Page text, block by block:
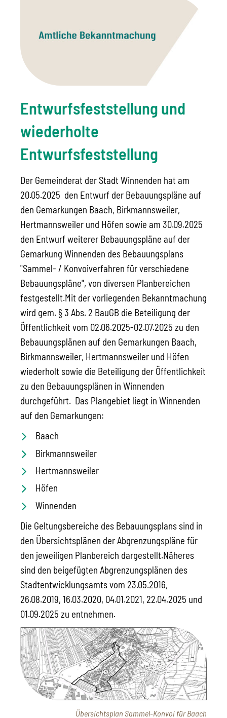
Entwurfsfeststellung und
wiederholte
Entwurfsfeststellung
Der Gemeinderat der Stadt Winnenden hat am
20.05.2025 den Entwurf der Bebauungspläne auf
den Gemarkungen Baach, Birkmannsweiler,
Hertmannsweiler und Höfen sowie am 30.09.2025
den Entwurf weiterer Bebauungspläne auf der
Gemarkung Winnenden des Bebauungsplans
"Sammel- / Konvoiverfahren für verschiedene
Bebauungspläne", von diversen Planbereichen
festgestellt.Mit der vorliegenden Bekanntmachung
wird gem. § 3 Abs. 2 BauGB die Beteiligung der
Öffentlichkeit vom 02.06.2025-02.07.2025 zu den
Bebauungsplänen auf den Gemarkungen Baach,
Birkmannsweiler, Hertmannsweiler und Höfen
wiederholt sowie die Beteiligung der Öffentlichkeit
zu den Bebauungsplänen in Winnenden
durchgeführt. Das Plangebiet liegt in Winnenden
auf den Gemarkungen:
Baach
Birkmannsweiler
Hertmannsweiler
Höfen
Winnenden
Die Geltungsbereiche des Bebauungsplans sind in
den Übersichtsplänen der Abgrenzungspläne für
den jeweiligen Planbereich dargestellt.Näheres
sind den beigefügten Abgrenzungsplänen des
Stadtentwicklungsamts vom 23.05.2016,
26.08.2019, 16.03.2020, 04.01.2021, 22.04.2025 und
01.09.2025 zu entnehmen.
Übersichtsplan Sammel-Konvoi für Baach